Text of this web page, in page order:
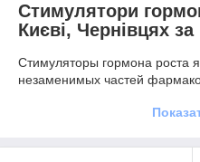
Стимулятори
Києві, Чернівцях
Стимуляторы гормона роста
незаменимых частей
атлетами-любителями,
в том, что данный гормон